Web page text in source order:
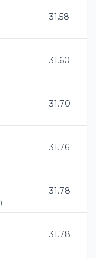
31.58
31.60
31.70
31.76
)
31.78
31.78